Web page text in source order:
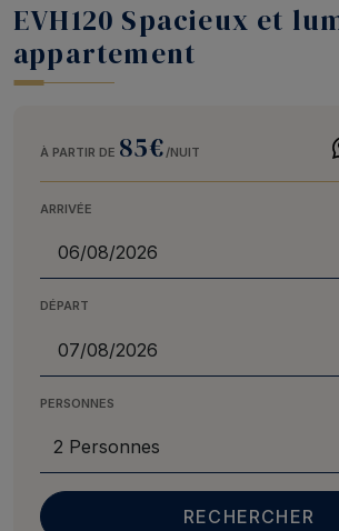
EVH120 Spacieux et
appartement
À PARTIR DE 85€/NUIT
ARRIVÉE
DÉPART
PERSONNES